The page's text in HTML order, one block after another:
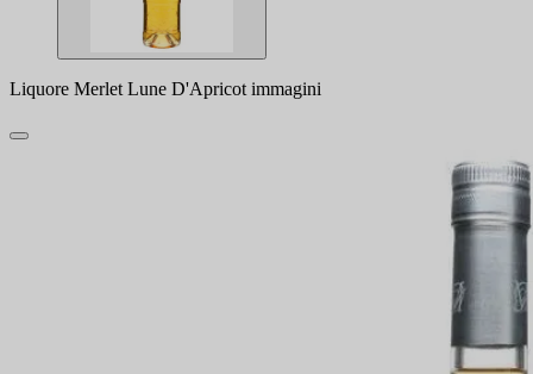
Liquore Merlet Lune D'Apricot immagini